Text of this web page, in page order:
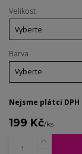
Velikost
Barva
Nejsme plátci DPH
199 Kč/ks